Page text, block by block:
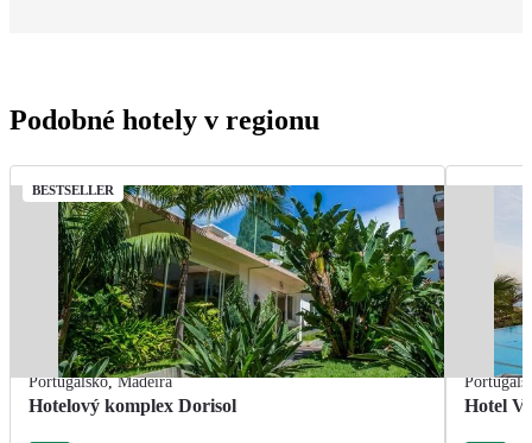
Podobné hotely v regionu
BESTSELLER
Portugalsko,Madeira
Hotelový komplex Dorisol Hotel